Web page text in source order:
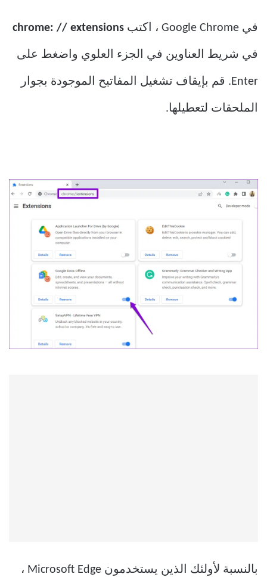
في Google Chrome ، اكتب
في شريط العناوين في الجزء العلوي واضغط على
Enter. قم بإيقاف تشغيل المفاتيح الموجودة بجوار
الملحقات لتعطيلها.
بالنسبة لأولئك الذين يستخدمون Microsoft Edge ،